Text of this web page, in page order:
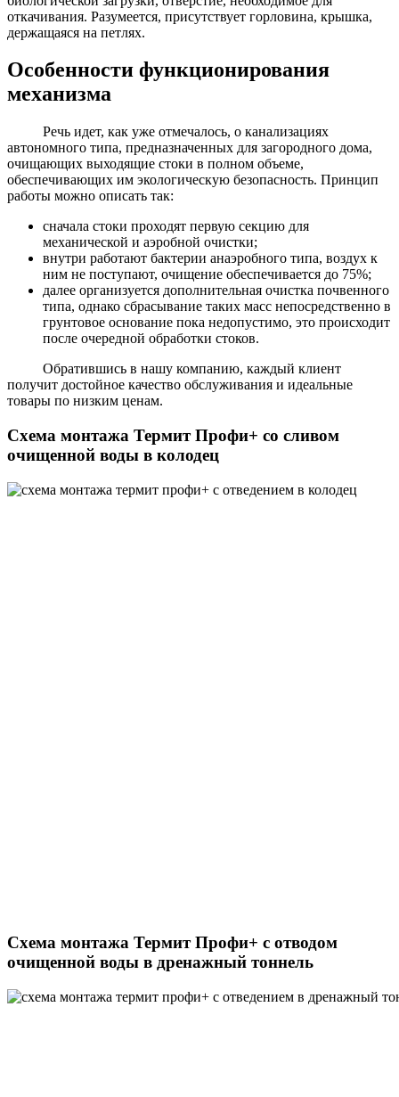
откачивания. Разумеется, присутствует горловина, крышка,
держащаяся на петлях.
Особенности функционирования
механизма
Речь идет, как уже отмечалось, о канализациях
автономного типа, предназначенных для загородного дома,
очищающих выходящие стоки в полном объеме,
обеспечивающих им экологическую безопасность. Принцип
работы можно описать так:
сначала стоки проходят первую секцию для
механической и аэробной очистки;
внутри работают бактерии анаэробного типа, воздух к
ним не поступают, очищение обеспечивается до 75%;
далее организуется дополнительная очистка почвенного
типа, однако сбрасывание таких масс непосредственно в
грунтовое основание пока недопустимо, это происходит
после очередной обработки стоков.
Обратившись в нашу компанию, каждый клиент
получит достойное качество обслуживания и идеальные
товары по низким ценам.
Схема монтажа Термит Профи+ со сливом
очищенной воды в колодец
Схема монтажа Термит Профи+ с отводом
очищенной воды в дренажный тоннель